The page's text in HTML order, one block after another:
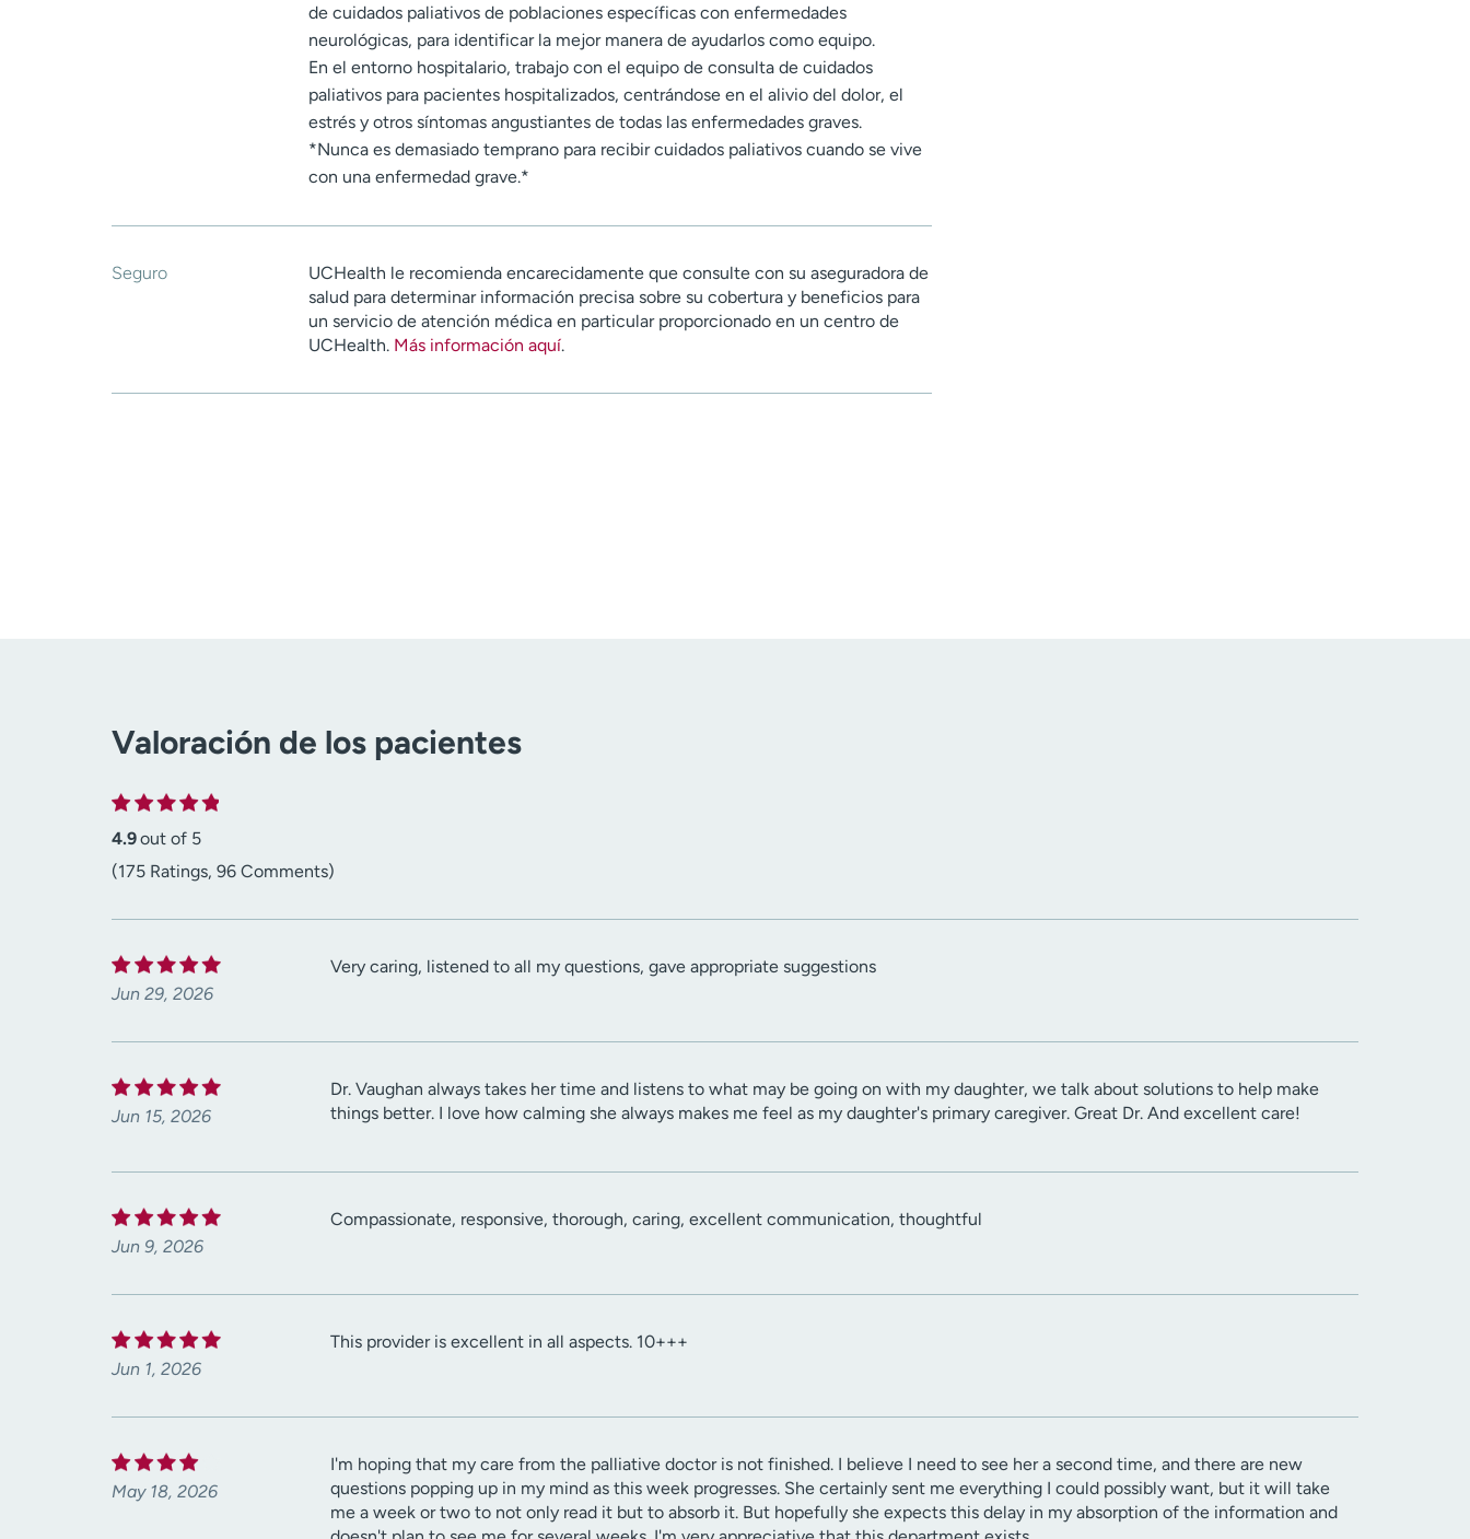
de cuidados paliativos de poblaciones específicas con enfermedades
neurológicas, para identificar la mejor manera de ayudarlos como equipo.
En el entorno hospitalario, trabajo con el equipo de consulta de cuidados
paliativos para pacientes hospitalizados, centrándose en el alivio del dolor, el
estrés y otros síntomas angustiantes de todas las enfermedades graves.
*Nunca es demasiado temprano para recibir cuidados paliativos cuando se vive
con una enfermedad grave.*
Seguro
UCHealth le recomienda encarecidamente que consulte con su aseguradora de
salud para determinar información precisa sobre su cobertura y beneficios para
un servicio de atención médica en particular proporcionado en un centro de
UCHealth. Más información aquí.
Valoración de los pacientes
4.9out of 5
(175 Ratings, 96 Comments)
Jun 29, 2026
Very caring, listened to all my questions, gave appropriate suggestions
Jun 15, 2026
Dr. Vaughan always takes her time and listens to what may be going on with my daughter, we talk about solutions to help make
things better. I love how calming she always makes me feel as my daughter's primary caregiver. Great Dr. And excellent care!
Jun 9, 2026
Compassionate, responsive, thorough, caring, excellent communication, thoughtful
Jun 1, 2026
This provider is excellent in all aspects. 10+++
May 18, 2026
I'm hoping that my care from the palliative doctor is not finished. I believe I need to see her a second time, and there are new
questions popping up in my mind as this week progresses. She certainly sent me everything I could possibly want, but it will take
me a week or two to not only read it but to absorb it. But hopefully she expects this delay in my absorption of the information and